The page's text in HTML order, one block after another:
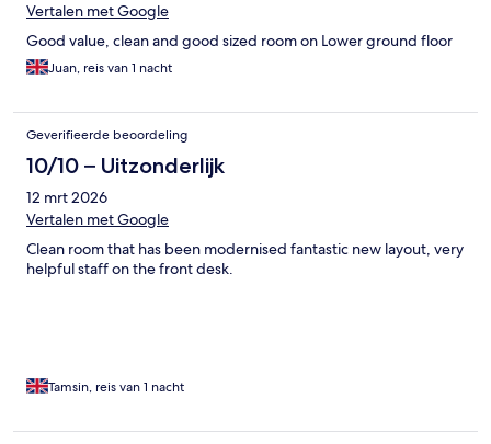
Vertalen met Google
Good value, clean and good sized room on Lower ground floor
Juan, reis van 1 nacht
Geverifieerde beoordeling
10/10 – Uitzonderlijk
12 mrt 2026
Vertalen met Google
Clean room that has been modernised fantastic new layout, very
helpful staff on the front desk.
Tamsin, reis van 1 nacht